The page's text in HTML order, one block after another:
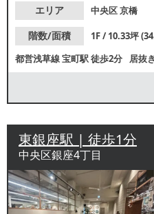
エリア
中央区京橋
階数/面積
1F / 10.33坪
都営浅草線宝町駅徒歩2分 居抜き
東銀座駅 | 徒歩1分
中央区銀座4丁目